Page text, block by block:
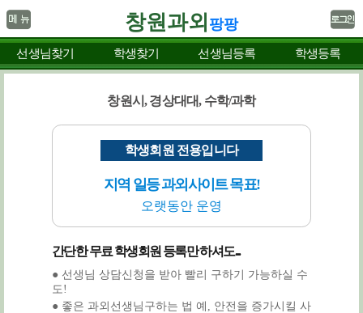
창원과외 팡팡
선생님찾기 학생찾기 선생님등록 학생등록
창원시, 경상대대, 수학/과학
학생회원 전용입니다
지역 일등 과외사이트 목표!
오랫동안 운영
간단한 무료 학생회원 등록만 하셔도...
● 선생님 상담신청을 받아 빨리 구하기 가능하실 수
도!
● 좋은 과외선생님구하는 법 예, 안전을 증가시킬 사